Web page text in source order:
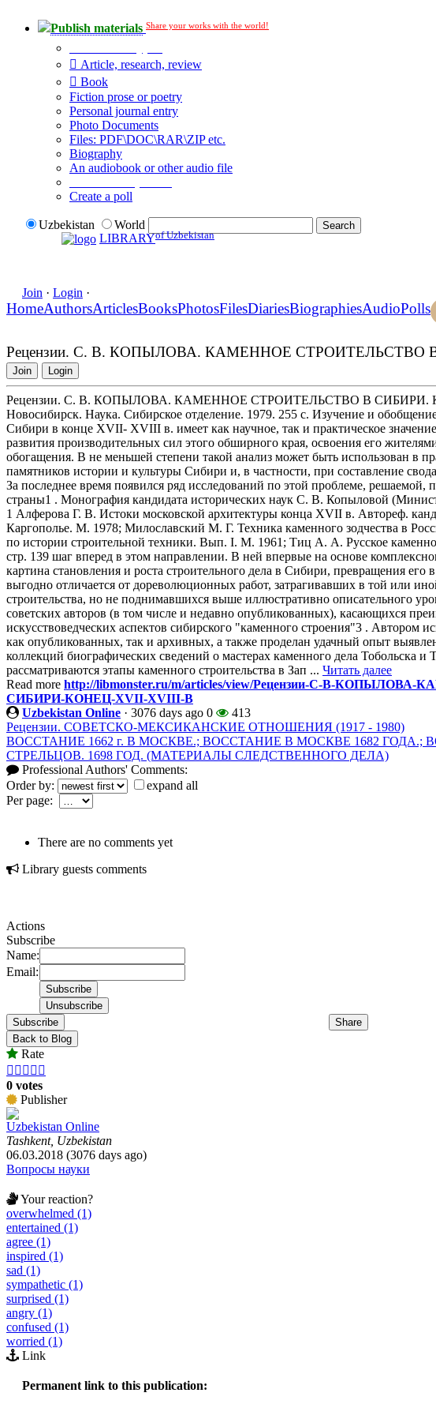
Publish materials Share your works with the world!
Article, research, review
Book
Fiction prose or poetry
Personal journal entry
Photo Documents
Files: PDF\DOC\RAR\ZIP etc.
Biography
An audiobook or other audio file
Create a poll
Uzbekistan
World
LIBRARYof Uzbekistan
Join · Login ·
HomeAuthorsArticlesBooksPhotosFilesDiariesBiographiesAudioPolls
Рецензии. С. В. КОПЫЛОВА. КАМЕННОЕ СТРОИТЕЛЬСТВО
Join Login
Рецензии. С. В. КОПЫЛОВА. КАМЕННОЕ СТРОИТЕЛЬСТВО В СИБИРИ.
Новосибирск. Наука. Сибирское отделение. 1979. 255 с. Изучение и
Сибири в конце XVII- XVIII в. имеет как научное, так и практическое
развития производительных сил этого обширного края, освоения его
обогащения. В не меньшей степени такой анализ может быть использован в
памятников истории и культуры Сибири и, в частности, при составление
За последнее время появился ряд исследований по этой проблеме, решаемой,
страны1 . Монография кандидата исторических наук С. В. Копыловой
1 Алферова Г. В. Истоки московской архитектуры конца XVII в. Автореф.
Каргополье. М. 1978; Милославский М. Г. Техника каменного зодчества в
по истории строительной техники. Вып. I. М. 1961; Тиц А. А. Русское
стр. 139 шаг вперед в этом направлении. В ней впервые на основе
картина становления и роста строительного дела в Сибири, превращения его
выгодно отличается от дореволюционных работ, затрагивавших в той или
строительства, но не поднимавшихся выше иллюстративно описательного
советских авторов (в том числе и недавно опубликованных), касающихся
искусствоведческих аспектов сибирского "каменного строения"3 . Автором
как опубликованных, так и архивных, а также проделан удачный опыт
коллекций биографических сведений о мастерах каменного дела Тобольска
рассматриваются этапы каменного строительства в Зап ... Читать далее
Read more http://libmonster.ru/m/articles/view/Рецензии-С-В-
СИБИРИ-КОНЕЦ-XVII-XVIII-В
Uzbekistan Online · 3076 days ago 0
413
Рецензии. СОВЕТСКО-МЕКСИКАНСКИЕ ОТНОШЕНИЯ (1917 - 1980)
ВОССТАНИЕ 1662 г. В МОСКВЕ.; ВОССТАНИЕ В МОСКВЕ 1682
СТРЕЛЬЦОВ. 1698 ГОД. (МАТЕРИАЛЫ СЛЕДСТВЕННОГО ДЕЛА)
Professional Authors' Comments:
Order by:
expand all
Per page:
There are no comments yet
Library guests comments
Actions
Subscribe
Name:
Email:
Subscribe
Share
Back to Blog
Rate
    
0 votes
Publisher
Uzbekistan Online
Tashkent, Uzbekistan
06.03.2018 (3076 days ago)
Вопросы науки
Your reaction?
overwhelmed (1)
entertained (1)
agree (1)
inspired (1)
sad (1)
sympathetic (1)
surprised (1)
angry (1)
confused (1)
worried (1)
Link
Permanent link to this publication: